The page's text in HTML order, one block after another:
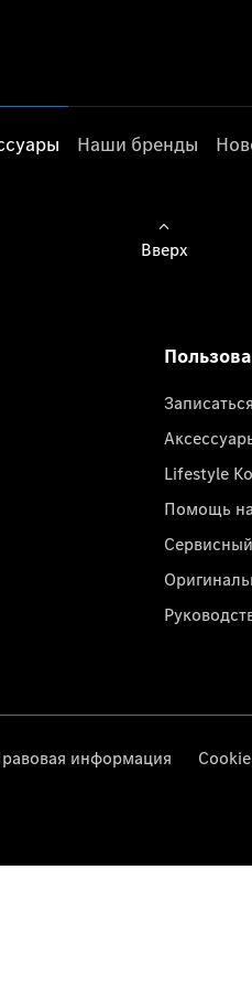
Наши бренды
Вверх
Lifestyle
Помощь
информация Cookie